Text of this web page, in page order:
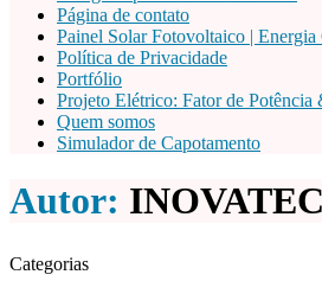
Página de contato
Painel Solar Fotovoltaico | Energia
Política de Privacidade
Portfólio
Projeto Elétrico: Fator de
Quem somos
Simulador de Capotamento
Autor:
Categorias